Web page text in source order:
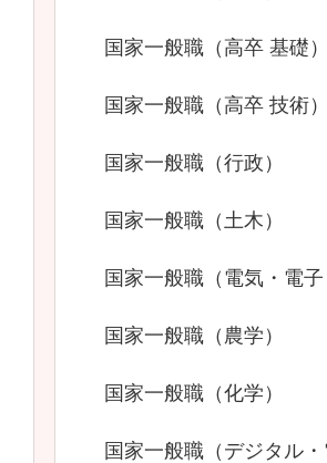
国家一般職（高卒 基礎）
国家一般職（高卒 技術）
国家一般職（行政）
国家一般職（土木）
国家一般職（電気・電子
国家一般職（農学）
国家一般職（化学）
国家一般職（デジタル・